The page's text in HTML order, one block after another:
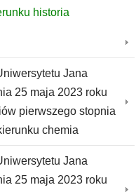
historia
Jana
25 maja 2023 roku
pierwszego stopnia
chemia
Jana
25 maja 2023 roku